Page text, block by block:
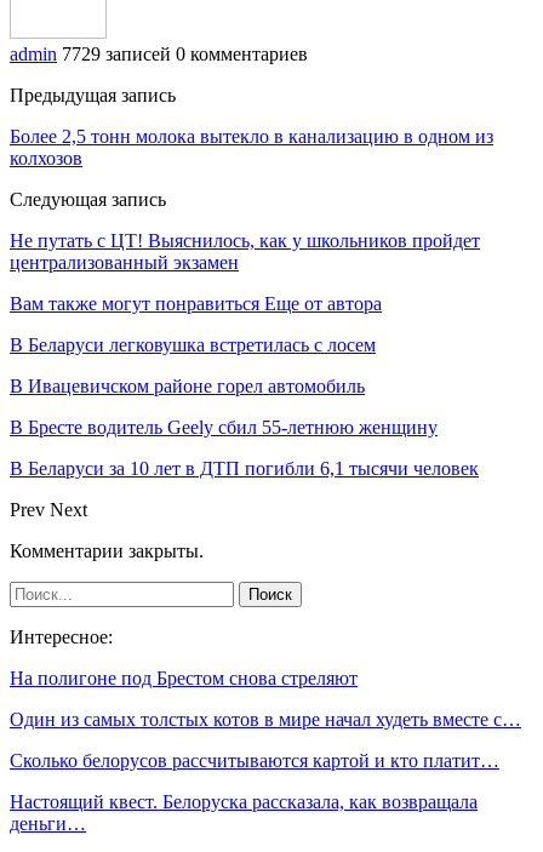
admin 7729 записей 0 комментариев
Предыдущая запись
Более 2,5 тонн молока вытекло в канализацию в одном из
колхозов
Следующая запись
Не путать с ЦТ! Выяснилось, как у школьников пройдет
централизованный экзамен
Вам также могут понравиться Еще от автора
В Беларуси легковушка встретилась с лосем
В Ивацевичском районе горел автомобиль
В Бресте водитель Geely сбил 55-летнюю женщину
В Беларуси за 10 лет в ДТП погибли 6,1 тысячи человек
Prev Next
Комментарии закрыты.
Интересное:
На полигоне под Брестом снова стреляют
Один из самых толстых котов в мире начал худеть вместе с…
Сколько белорусов рассчитываются картой и кто платит…
Настоящий квест. Белоруска рассказала, как возвращала
деньги…